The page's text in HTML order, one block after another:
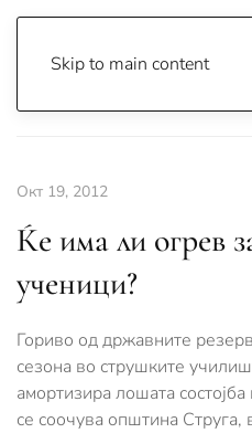
Skip to main content
Окт 19, 2012
Ќе има ли огрев
ученици?
Гориво од државните
сезона во струшките
амортизира лошата
се соочува општина Струга,